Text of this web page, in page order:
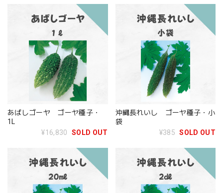
あばしゴーヤ ゴーヤ種子・
1L
¥16,830
SOLD OUT
沖縄長れいし ゴーヤ種子・小
袋
¥385 SOLD OUT